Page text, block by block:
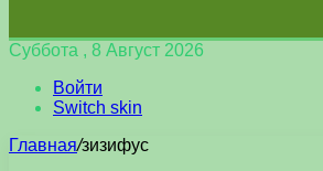
Суббота , 8 Август 2026
Войти
Switch skin
Главная/зизифус